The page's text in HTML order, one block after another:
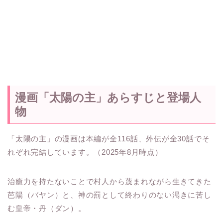
漫画「太陽の主」あらすじと登場人
物
「太陽の主」の漫画は本編が全116話、外伝が全30話でそ
れぞれ完結しています。（2025年8月時点）
治癒力を持たないことで村人から蔑まれながら生きてきた
芭陽（バヤン）と、神の罰として終わりのない渇きに苦し
む皇帝・丹（ダン）。